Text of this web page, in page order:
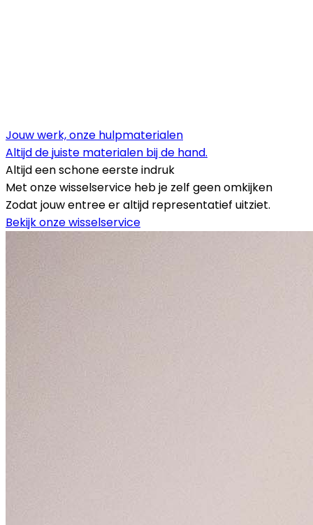
Jouw werk, onze hulpmaterialen
Altijd de juiste materialen bij de hand.
Altijd een schone eerste indruk
Met onze wisselservice heb je zelf geen omkijken
Zodat jouw entree er altijd representatief uitziet.
Bekijk onze wisselservice